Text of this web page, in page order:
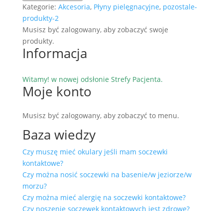
Intense
fitodrops
-
ziołowe
krople
10ml
Kategorie: Akcesoria, Płyny pielęgnacyjne, pozostale-
produkty-2
Musisz być zalogowany, aby zobaczyć swoje
produkty.
Informacja
Witamy! w nowej odsłonie Strefy Pacjenta.
Moje konto
Musisz być zalogowany, aby zobaczyć to menu.
Baza wiedzy
Czy muszę mieć okulary jeśli mam soczewki
kontaktowe?
Czy można nosić soczewki na basenie/w jeziorze/w
morzu?
Czy można mieć alergię na soczewki kontaktowe?
Czy noszenie soczewek kontaktowych jest zdrowe?